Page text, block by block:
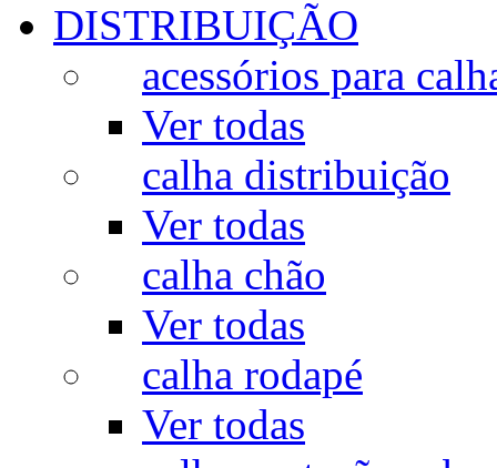
DISTRIBUIÇÃO
acessórios para
Ver todas
calha distribuição
Ver todas
calha chão
Ver todas
calha rodapé
Ver todas